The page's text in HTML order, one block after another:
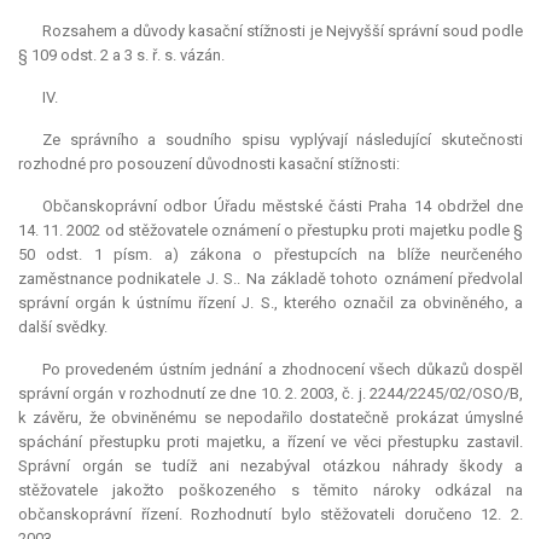
Rozsahem a důvody kasační stížnosti je Nejvyšší správní soud podle
§ 109 odst. 2 a 3 s. ř. s. vázán.
IV.
Ze správního a soudního spisu vyplývají následující skutečnosti
rozhodné pro posouzení důvodnosti kasační stížnosti:
Občanskoprávní odbor Úřadu městské části Praha 14 obdržel dne
14. 11. 2002 od stěžovatele oznámení o přestupku proti majetku podle §
50 odst. 1 písm. a) zákona o přestupcích na blíže neurčeného
zaměstnance podnikatele J. S.. Na základě tohoto oznámení předvolal
správní orgán k ústnímu řízení J. S., kterého označil za obviněného, a
další svědky.
Po provedeném ústním jednání a zhodnocení všech důkazů dospěl
správní orgán v rozhodnutí ze dne 10. 2. 2003, č. j. 2244/2245/02/OSO/B,
k závěru, že obviněnému se nepodařilo dostatečně prokázat úmyslné
spáchání přestupku proti majetku, a řízení ve věci přestupku zastavil.
Správní orgán se tudíž ani nezabýval otázkou náhrady škody a
stěžovatele jakožto poškozeného s těmito nároky odkázal na
občanskoprávní řízení. Rozhodnutí bylo stěžovateli doručeno 12. 2.